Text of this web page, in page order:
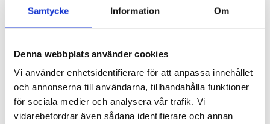
Samtycke Information Om
Denna webbplats använder cookies
Vi använder enhetsidentifierare för att anpassa innehållet
och annonserna till användarna, tillhandahålla funktioner
för sociala medier och analysera vår trafik. Vi
vidarebefordrar även sådana identifierare och annan
166 kr 207 kr
LÄGG I VARUKORGEN
Bli piggare med magnesium
207 kr
LÄGG I VARUKORGEN